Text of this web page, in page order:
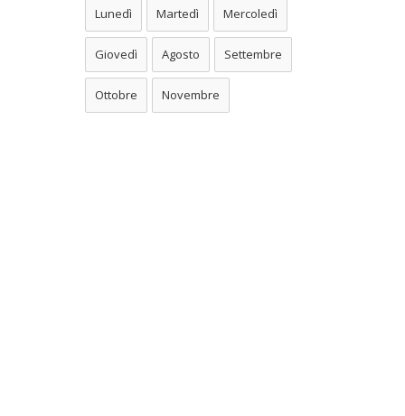
Lunedì Martedì Mercoledì
Giovedì Agosto Settembre
Ottobre Novembre